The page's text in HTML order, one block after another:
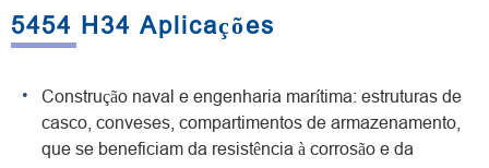
5454 H34 Aplicações
Construção naval e engenharia marítima: estruturas de
casco, conveses, compartimentos de armazenamento,
que se beneficiam da resistência à corrosão e da